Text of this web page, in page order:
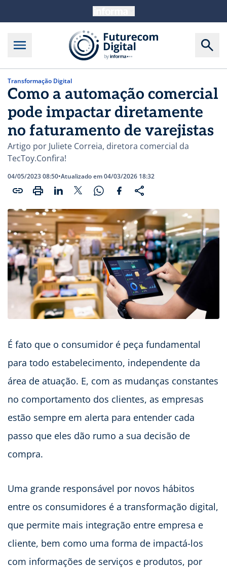
Transformação Digital
Como a automação comercial
pode impactar diretamente
no faturamento de varejistas
Artigo por Juliete Correia, diretora comercial da
TecToy.Confira!
04/05/2023 08:50•Atualizado em 04/03/2026 18:32
É fato que o consumidor é peça fundamental
para todo estabelecimento, independente da
área de atuação. E, com as mudanças constantes
no comportamento dos clientes, as empresas
estão sempre em alerta para entender cada
passo que eles dão rumo a sua decisão de
compra.
Uma grande responsável por novos hábitos
entre os consumidores é a transformação digital,
que permite mais integração entre empresa e
cliente, bem como uma forma de impactá-los
com informações de serviços e produtos, por